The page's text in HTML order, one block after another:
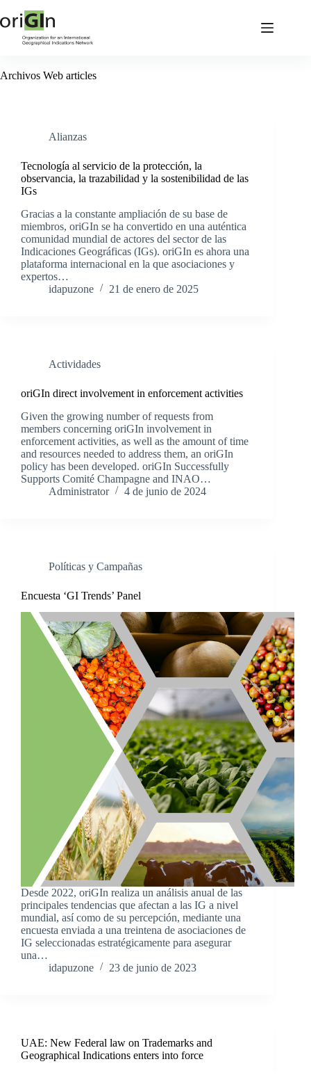
Archivos Web articles
Alianzas
Tecnología al servicio de la protección, la
observancia, la trazabilidad y la sostenibilidad de las
IGs
Gracias a la constante ampliación de su base de
miembros, oriGIn se ha convertido en una auténtica
comunidad mundial de actores del sector de las
Indicaciones Geográficas (IGs). oriGIn es ahora una
plataforma internacional en la que asociaciones y
expertos…
idapuzone
21 de enero de 2025
Actividades
oriGIn direct involvement in enforcement activities
Given the growing number of requests from
members concerning oriGIn involvement in
enforcement activities, as well as the amount of time
and resources needed to address them, an oriGIn
policy has been developed. oriGIn Successfully
Supports Comité Champagne and INAO…
Administrator
4 de junio de 2024
Políticas y Campañas
Encuesta ‘GI Trends’ Panel
Desde 2022, oriGIn realiza un análisis anual de las
principales tendencias que afectan a las IG a nivel
mundial, así como de su percepción, mediante una
encuesta enviada a una treintena de asociaciones de
IG seleccionadas estratégicamente para asegurar
una…
idapuzone
23 de junio de 2023
UAE: New Federal law on Trademarks and
Geographical Indications enters into force